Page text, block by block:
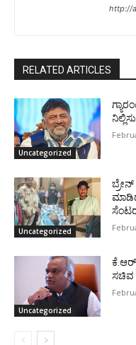
http://
RELATED ARTICLES
Uncategorized
Uncategorized
Uncategorized
ಸಚಿವ